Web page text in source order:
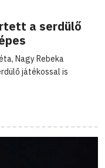
a serdülő
Nagy Rebeka
játékossal is